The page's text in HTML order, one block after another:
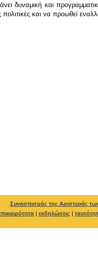
δυναμική και
και να προωθεί
Συνασπισμός της Αριστεράς
| εκδηλώσεις |